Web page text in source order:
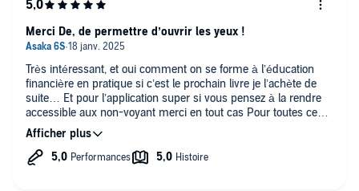
Très intéressant, et oui comment on se forme à l’éducation
financière en pratique si c’est le prochain livre je l’achète de
suite… Et pour l’application super si vous pensez à la rendre
accessible aux non-voyant merci en tout cas Pour toutes ces
informations rendues lisibles
Merci De, de permettre d’ouvrir les yeux !